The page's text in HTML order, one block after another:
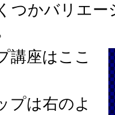
つかバリエ
講座はここ
プは右のよ